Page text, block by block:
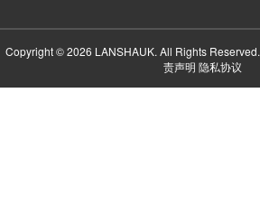
Copyright © 2026 LANSHAUK. All Rights Reserved.
责声明 隐私协议